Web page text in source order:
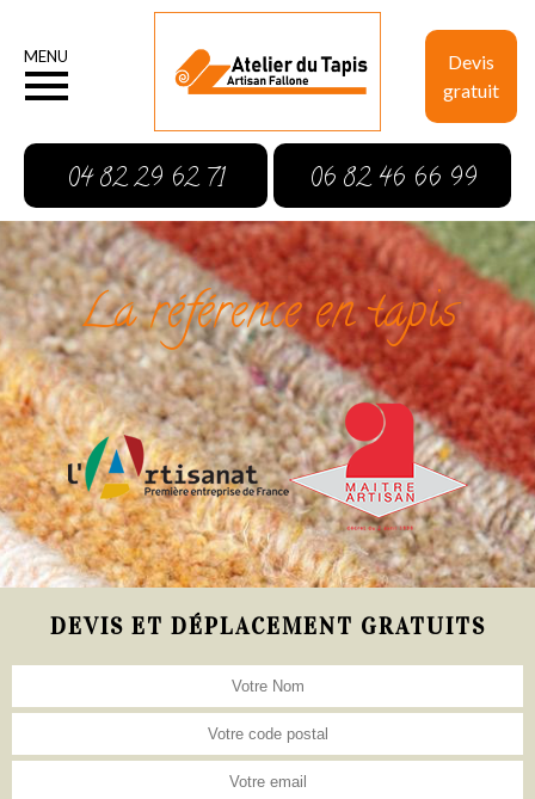
Devis
gratuit
MENU
04 82 29 62 71 06 82 46 66 99
La référence en tapis
DEVIS ET DÉPLACEMENT GRATUITS